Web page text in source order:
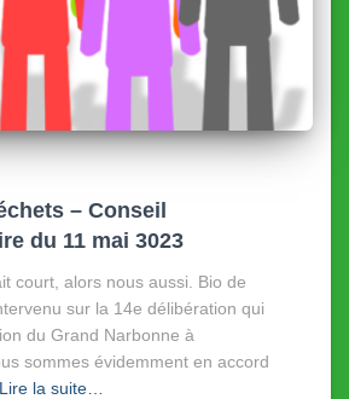
– Conseil
du 11 mai 3023
court, alors nous aussi. Bio de
sur la 14e délibération qui
du Grand Narbonne à
sommes évidemment en accord
Lire la suite…